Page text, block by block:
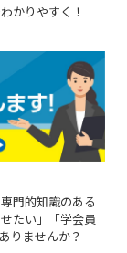
かりやすく！
門的知識のある
たい」「学会員
りませんか？